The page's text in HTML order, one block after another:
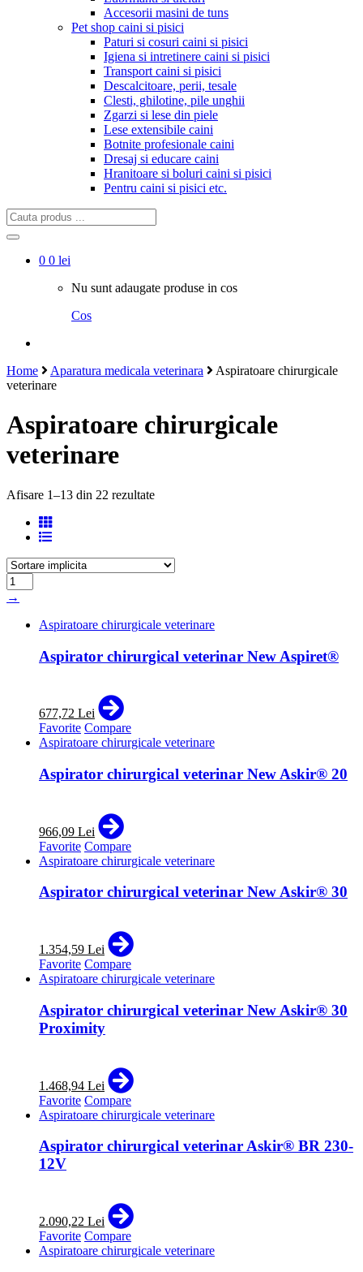
Accesorii masini de tuns
Pet shop caini si pisici
Paturi si cosuri caini si pisici
Igiena si intretinere caini si pisici
Transport caini si pisici
Descalcitoare, perii, tesale
Clesti, ghilotine, pile unghii
Zgarzi si lese din piele
Lese extensibile caini
Botnite profesionale caini
Dresaj si educare caini
Hranitoare si boluri caini si pisici
Pentru caini si pisici etc.
Cauta
produs:
0 0 lei
Nu sunt adaugate produse in cos
Cos
Home Aparatura medicala veterinara
Aspiratoare chirurgicale
veterinare
Aspiratoare chirurgicale
veterinare
Afisare 1–13 din 22 rezultate
→
Aspiratoare chirurgicale veterinare
Aspirator chirurgical veterinar New Aspiret®
677,72 Lei
Favorite Compare
Aspiratoare chirurgicale veterinare
Aspirator chirurgical veterinar New Askir® 20
966,09 Lei
Favorite Compare
Aspiratoare chirurgicale veterinare
Aspirator chirurgical veterinar New Askir® 30
1.354,59 Lei
Favorite Compare
Aspiratoare chirurgicale veterinare
Aspirator chirurgical veterinar New Askir® 30
Proximity
1.468,94 Lei
Favorite Compare
Aspiratoare chirurgicale veterinare
Aspirator chirurgical veterinar Askir® BR 230-
12V
2.090,22 Lei
Favorite Compare
Aspiratoare chirurgicale veterinare